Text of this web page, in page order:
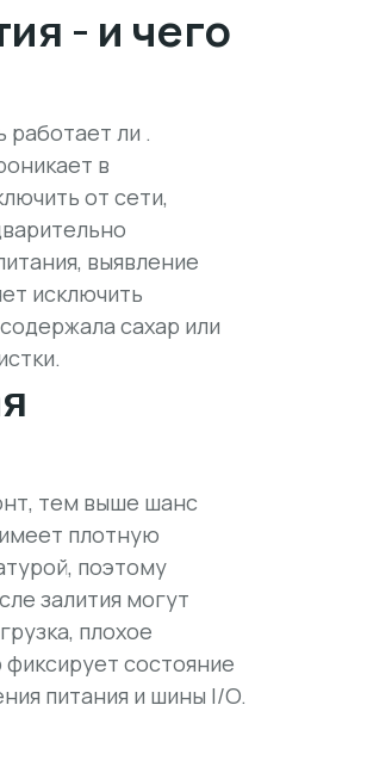
- и чего
работает ли .
в
от сети,
выявление
исключить
сахар или
тем выше шанс
плотную
поэтому
залития могут
плохое
состояние
питания и шины I/O.